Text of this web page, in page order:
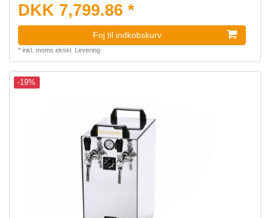
DKK 7,799.86 *
Foj til indkobskurv
* inkl. moms ekskl. Levering
-19%